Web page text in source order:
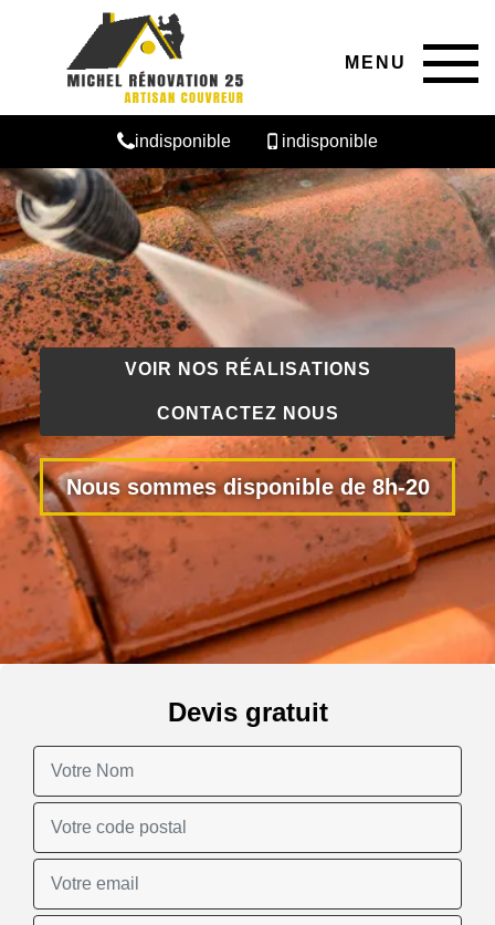
MENU
indisponible indisponible
VOIR NOS RÉALISATIONS
CONTACTEZ NOUS
Nous sommes disponible de 8h-20
Devis gratuit